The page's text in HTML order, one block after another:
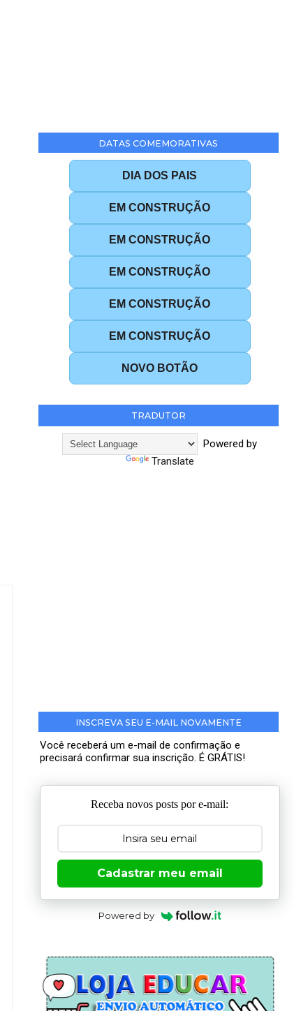
DATAS COMEMORATIVAS
DIA DOS PAIS
EM CONSTRUÇÃO
EM CONSTRUÇÃO
EM CONSTRUÇÃO
EM CONSTRUÇÃO
EM CONSTRUÇÃO
NOVO BOTÃO
TRADUTOR
Powered by
Translate
INSCREVA SEU E-MAIL NOVAMENTE
Você receberá um e-mail de confirmação e
precisará confirmar sua inscrição. É GRÁTIS!
Receba novos posts por e-mail:
Cadastrar meu email
Powered by